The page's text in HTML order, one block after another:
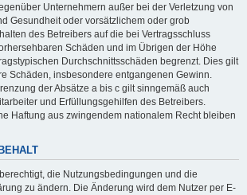
Unternehmern außer bei der Verletzung von
Gesundheit oder vorsätzlichem oder grob
des Betreibers auf die bei Vertragsschluss
Schäden und im Übrigen der Höhe
Durchschnittsschäden begrenzt. Dies gilt
Schäden, insbesondere entgangenen Gewinn.
der Absätze a bis c gilt sinngemäß auch
und Erfüllungsgehilfen des Betreibers.
Haftung aus zwingendem nationalem Recht bleiben
die Nutzungsbedingungen und die
zu ändern. Die Änderung wird dem Nutzer per E-